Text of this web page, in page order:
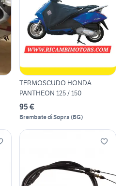
TERMOSCUDO HONDA
PANTHEON 125 / 150
95 €
Brembate di Sopra (BG)